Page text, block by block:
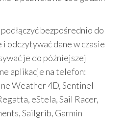
bezpośrednio do
odczytywać dane w czasie
je do późniejszej
aplikacje na telefon:
Weather 4D, Sentinel
eStela, Sail Racer,
Sailgrib, Garmin